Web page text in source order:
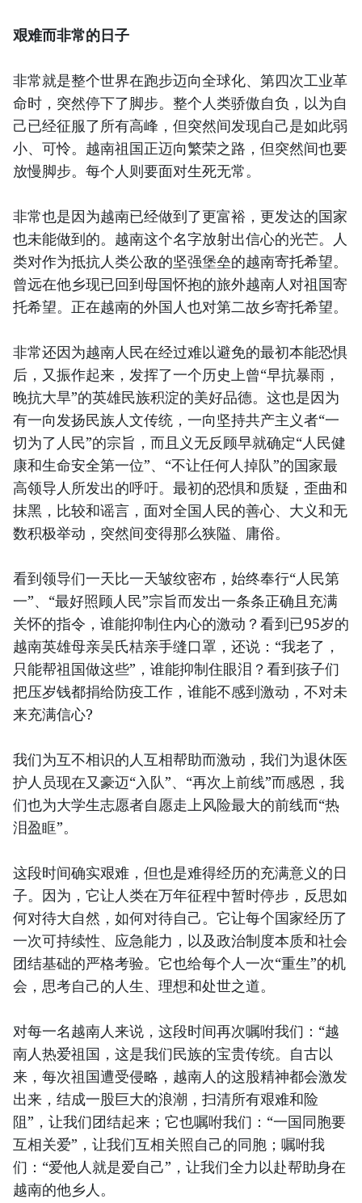
艰难而非常的日子
非常就是整个世界在跑步迈向全球化、第四次工业革
命时，突然停下了脚步。整个人类骄傲自负，以为自
己已经征服了所有高峰，但突然间发现自己是如此弱
小、可怜。越南祖国正迈向繁荣之路，但突然间也要
放慢脚步。每个人则要面对生死无常。
非常也是因为越南已经做到了更富裕，更发达的国家
也未能做到的。越南这个名字放射出信心的光芒。人
类对作为抵抗人类公敌的坚强堡垒的越南寄托希望。
曾远在他乡现已回到母国怀抱的旅外越南人对祖国寄
托希望。正在越南的外国人也对第二故乡寄托希望。
非常还因为越南人民在经过难以避免的最初本能恐惧
后，又振作起来，发挥了一个历史上曾“早抗暴雨，
晚抗大旱”的英雄民族积淀的美好品德。这也是因为
有一向发扬民族人文传统，一向坚持共产主义者“一
切为了人民”的宗旨，而且义无反顾早就确定“人民健
康和生命安全第一位”、“不让任何人掉队”的国家最
高领导人所发出的呼吁。最初的恐惧和质疑，歪曲和
抹黑，比较和谣言，面对全国人民的善心、大义和无
数积极举动，突然间变得那么狭隘、庸俗。
看到领导们一天比一天皱纹密布，始终奉行“人民第
一”、“最好照顾人民”宗旨而发出一条条正确且充满
关怀的指令，谁能抑制住内心的激动？看到已95岁的
越南英雄母亲吴氏桔亲手缝口罩，还说：“我老了，
只能帮祖国做这些”，谁能抑制住眼泪？看到孩子们
把压岁钱都捐给防疫工作，谁能不感到激动，不对未
来充满信心?
我们为互不相识的人互相帮助而激动，我们为退休医
护人员现在又豪迈“入队”、“再次上前线”而感恩，我
们也为大学生志愿者自愿走上风险最大的前线而“热
泪盈眶”。
这段时间确实艰难，但也是难得经历的充满意义的日
子。因为，它让人类在万年征程中暂时停步，反思如
何对待大自然，如何对待自己。它让每个国家经历了
一次可持续性、应急能力，以及政治制度本质和社会
团结基础的严格考验。它也给每个人一次“重生”的机
会，思考自己的人生、理想和处世之道。
对每一名越南人来说，这段时间再次嘱咐我们：“越
南人热爱祖国，这是我们民族的宝贵传统。自古以
来，每次祖国遭受侵略，越南人的这股精神都会激发
出来，结成一股巨大的浪潮，扫清所有艰难和险
阻”，让我们团结起来；它也嘱咐我们：“一国同胞要
互相关爱”，让我们互相关照自己的同胞；嘱咐我
们：“爱他人就是爱自己”，让我们全力以赴帮助身在
越南的他乡人。